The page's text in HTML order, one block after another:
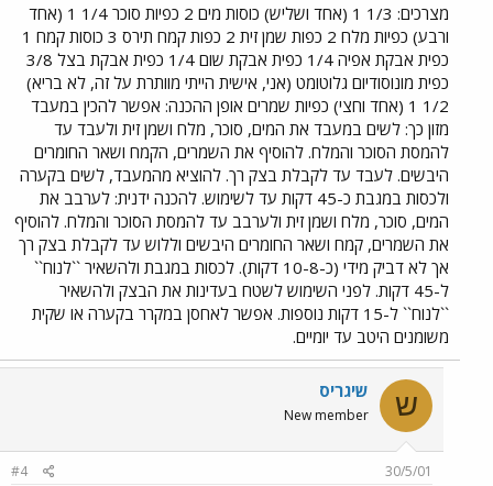
מצרכים: 1/3 1 (אחד ושליש) כוסות מים 2 כפיות סוכר 1/4 1 (אחד
ורבע) כפיות מלח 2 כפות שמן זית 2 כפות קמח תירס 3 כוסות קמח 1
כפית אבקת אפיה 1/4 כפית אבקת שום 1/4 כפית אבקת בצל 3/8
כפית מונוסודיום גלוטומט (אני, אישית הייתי מוותרת על זה, לא בריא)
1/2 1 (אחד וחצי) כפיות שמרים אופן ההכנה: אפשר להכין במעבד
מזון כך: לשים במעבד את המים, סוכר, מלח ושמן זית ולעבד עד
להמסת הסוכר והמלח. להוסיף את השמרים, הקמח ושאר החומרים
היבשים. לעבד עד לקבלת בצק רך. להוציא מהמעבד, לשים בקערה
ולכסות במגבת כ-45 דקות עד לשימוש. להכנה ידנית: לערבב את
המים, סוכר, מלח ושמן זית ולערבב עד להמסת הסוכר והמלח. להוסיף
את השמרים, קמח ושאר החומרים היבשים וללוש עד לקבלת בצק רך
אך לא דביק מידי (כ-10-8 דקות). לכסות במגבת ולהשאיר ``לנוח``
ל-45 דקות. לפני השימוש לשטח בעדינות את הבצק ולהשאיר
``לנוח`` ל-15 דקות נוספות. אפשר לאחסן במקרר בקערה או שקית
משומנים היטב עד יומיים.
ש שיגריס
New member
30/5/01
#4